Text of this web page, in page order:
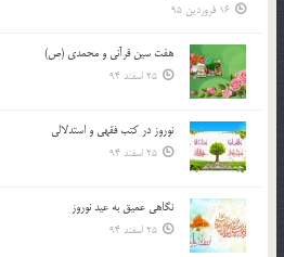
16 فروردین 95
هفت سین قرآنی و محمدی (ص)
25 اسفند 94
نوروز در كتب فقهى و استدلالى‏
25 اسفند 94
نگاهى عميق به عيد نوروز
25 اسفند 94